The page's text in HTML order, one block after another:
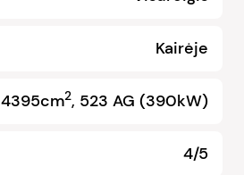
Kairėje
4395cm2, 523 AG (390kW)
4/5